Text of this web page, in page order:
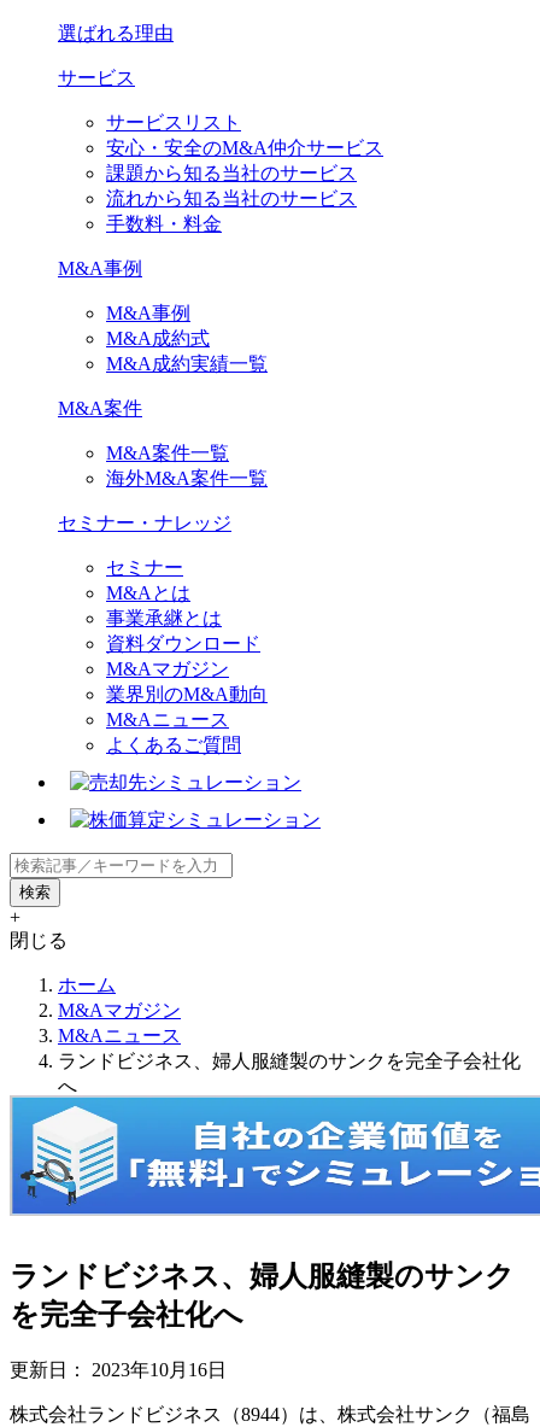
選ばれる理由
サービス
サービスリスト
安心・安全のM&A仲介サービス
課題から知る当社のサービス
流れから知る当社のサービス
手数料・料金
M&A事例
M&A事例
M&A成約式
M&A成約実績一覧
M&A案件
M&A案件一覧
海外M&A案件一覧
セミナー・ナレッジ
セミナー
M&Aとは
事業承継とは
資料ダウンロード
M&Aマガジン
業界別のM&A動向
M&Aニュース
よくあるご質問
+
閉じる
ホーム
M&Aマガジン
M&Aニュース
ランドビジネス、婦人服縫製のサンクを完全子会社化
へ
ランドビジネス、婦人服縫製のサンク
を完全子会社化へ
更新日： 2023年10月16日
株式会社ランドビジネス（8944）は、株式会社サンク（福島